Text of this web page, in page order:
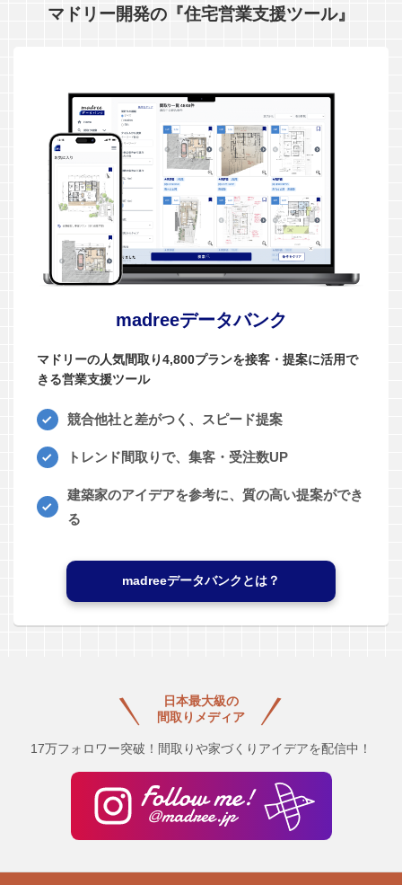
マドリー開発の『住宅営業支援ツール』
madreeデータバンク
マドリーの人気間取り4,800プランを接客・提案に活用で
きる営業支援ツール
競合他社と差がつく、スピード提案
トレンド間取りで、集客・受注数UP
建築家のアイデアを参考に、質の高い提案ができ
る
madreeデータバンクとは？
日本最大級の
間取りメディア
17万フォロワー突破！間取りや家づくりアイデアを配信中！